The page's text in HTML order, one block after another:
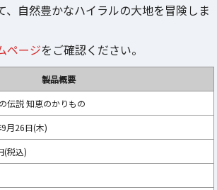
、自然豊かなハイラルの大地を冒険しま
ページをご確認ください。
製品概要
伝説 知恵のかりもの
月26日(木)
(税込)